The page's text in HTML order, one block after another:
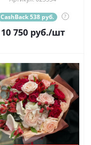
CashBack 538 руб. ?
10 750руб./шт